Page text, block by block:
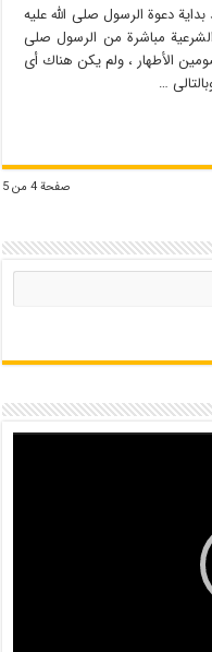
دعوة الرسول صلى الله علیه
الشرعیة مباشرة من الرسول صلى
الأطهار ، ولم یكن هناك أی
…
صفحة 4 من 5